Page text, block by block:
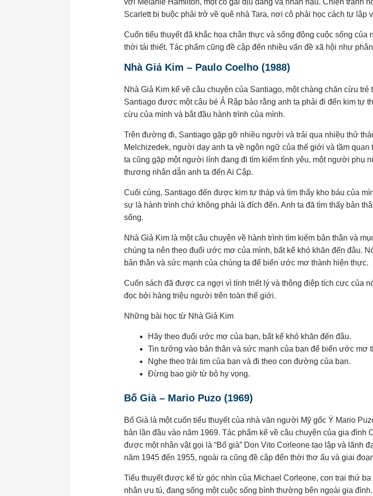
với Melanie Hamilton, một cô gái dịu dàng và nhân hậu. Chiến tranh
Scarlett bị buộc phải trở về quê nhà Tara, nơi cô phải học cách tự lập
Cuốn tiểu thuyết đã khắc họa chân thực và sống động cuộc sống
thời tái thiết. Tác phẩm cũng đề cập đến nhiều vấn đề xã hội như
Nhà Giả Kim – Paulo Coelho (1988)
Nhà Giả Kim kể về câu chuyện của Santiago, một chàng chăn cừu
Santiago được một cậu bé Ả Rập bảo rằng anh ta phải đi đến kim tự
cừu của mình và bắt đầu hành trình của mình.
Trên đường đi, Santiago gặp gỡ nhiều người và trải qua nhiều thử
Melchizedek, người dạy anh ta về ngôn ngữ của thế giới và tầm
ta cũng gặp một người lính đang đi tìm kiếm tình yêu, một người phụ
thương nhân dẫn anh ta đến Ai Cập.
Cuối cùng, Santiago đến được kim tự tháp và tìm thấy kho báu của
sự là hành trình chứ không phải là đích đến. Anh ta đã tìm thấy bản
sống.
Nhà Giả Kim là một câu chuyện về hành trình tìm kiếm bản thân và
chúng ta nên theo đuổi ước mơ của mình, bất kể khó khăn đến đâu.
bản thân và sức mạnh của chúng ta để biến ước mơ thành hiện thực.
Cuốn sách đã được ca ngợi vì tính triết lý và thông điệp tích cực của
đọc bởi hàng triệu người trên toàn thế giới.
Những bài học từ Nhà Giả Kim
Hãy theo đuổi ước mơ của bạn, bất kể khó khăn đến đâu.
Tin tưởng vào bản thân và sức mạnh của bạn để biến ước mơ
Nghe theo trái tim của bạn và đi theo con đường của bạn.
Đừng bao giờ từ bỏ hy vọng.
Bố Già – Mario Puzo (1969)
Bố Già là một cuốn tiểu thuyết của nhà văn người Mỹ gốc Ý Mario
bản lần đầu vào năm 1969. Tác phẩm kể về câu chuyện của gia đình
được một nhân vật gọi là “Bố già” Don Vito Corleone tạo lập và lãnh
năm 1945 đến 1955, ngoài ra cũng đề cập đến thời thơ ấu và giai
Tiểu thuyết được kể từ góc nhìn của Michael Corleone, con trai thứ
nhân ưu tú, đang sống một cuộc sống bình thường bên ngoài gia